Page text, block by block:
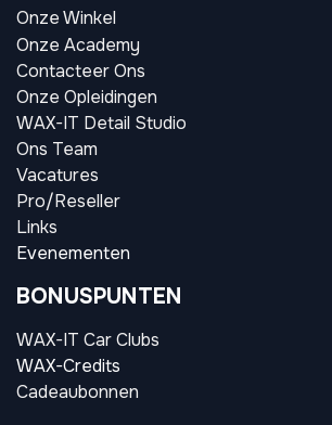
Onze Winkel
Onze Academy
Contacteer Ons
Onze Opleidingen
WAX-IT Detail Studio
Ons Team
Vacatures
Pro/Reseller
Links
Evenementen
BONUSPUNTEN
WAX-IT Car Clubs
WAX-Credits
Cadeaubonnen